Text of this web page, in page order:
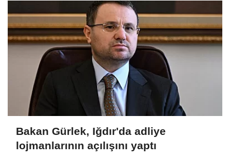
Bakan Gürlek, Iğdır'da adliye
lojmanlarının açılışını yaptı